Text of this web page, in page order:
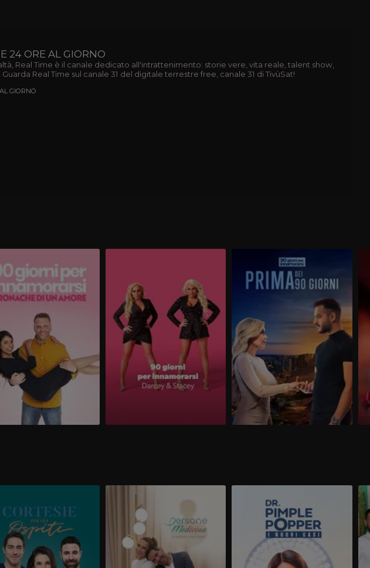
GUARDA REAL TIME 24 ORE AL GIORNO
Straordinario come la realtà, Real Time è il canale dedicato
all'intrattenimento: storie vere, vita reale, talent show, evasione e